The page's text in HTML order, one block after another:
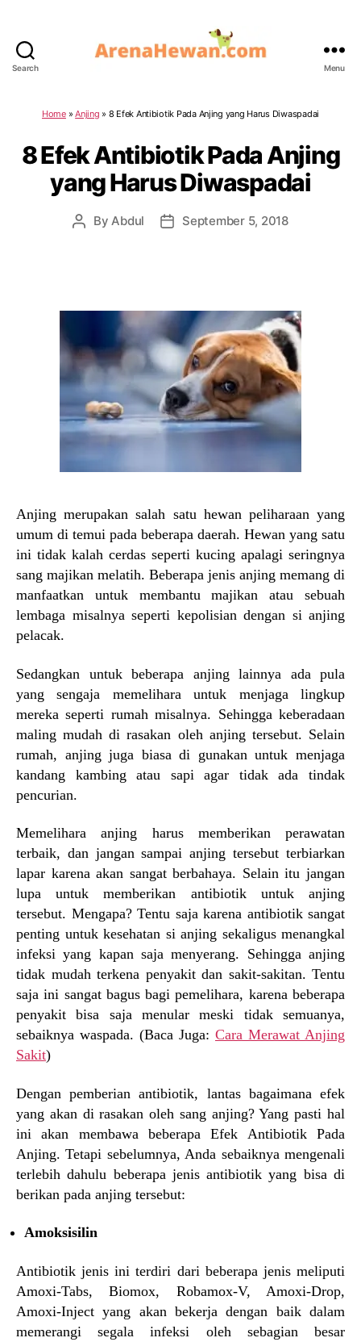
Search Menu
Home»Anjing » 8 Efek Antibiotik Pada Anjing yang Harus Diwaspadai
8 Efek Antibiotik Pada Anjing
yang Harus Diwaspadai
PostByAbdul
PostSeptember 5, 2018
Anjing merupakan salah satu hewan peliharaan yang
umum di temui pada beberapa daerah. Hewan yang satu
ini tidak kalah cerdas seperti kucing apalagi seringnya
sang majikan melatih. Beberapa jenis anjing memang di
manfaatkan untuk membantu majikan atau sebuah
lembaga misalnya seperti kepolisian dengan si anjing
pelacak.
Sedangkan untuk beberapa anjing lainnya ada pula
yang sengaja memelihara untuk menjaga lingkup
mereka seperti rumah misalnya. Sehingga keberadaan
maling mudah di rasakan oleh anjing tersebut. Selain
rumah, anjing juga biasa di gunakan untuk menjaga
kandang kambing atau sapi agar tidak ada tindak
pencurian.
Memelihara anjing harus memberikan perawatan
terbaik, dan jangan sampai anjing tersebut terbiarkan
lapar karena akan sangat berbahaya. Selain itu jangan
lupa untuk memberikan antibiotik untuk anjing
tersebut. Mengapa? Tentu saja karena antibiotik sangat
penting untuk kesehatan si anjing sekaligus menangkal
infeksi yang kapan saja menyerang. Sehingga anjing
tidak mudah terkena penyakit dan sakit-sakitan. Tentu
saja ini sangat bagus bagi pemelihara, karena beberapa
penyakit bisa saja menular meski tidak semuanya,
sebaiknya waspada. (Baca Juga: Cara Merawat Anjing
Sakit)
Dengan pemberian antibiotik, lantas bagaimana efek
yang akan di rasakan oleh sang anjing? Yang pasti hal
ini akan membawa beberapa Efek Antibiotik Pada
Anjing. Tetapi sebelumnya, Anda sebaiknya mengenali
terlebih dahulu beberapa jenis antibiotik yang bisa di
berikan pada anjing tersebut:
Amoksisilin
Antibiotik jenis ini terdiri dari beberapa jenis meliputi
Amoxi-Tabs, Biomox, Robamox-V, Amoxi-Drop,
Amoxi-Inject yang akan bekerja dengan baik dalam
memerangi segala infeksi oleh sebagian besar